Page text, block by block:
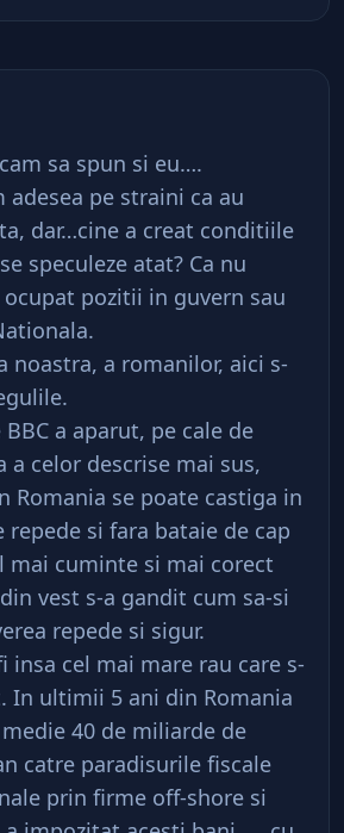
sa spun si eu….
pe straini ca au
dar…cine a creat conditiile
speculeze atat? Ca nu
pozitii in guvern sau
noastra, a romanilor, aici s-
BBC a aparut, pe cale de
a celor descrise mai sus,
Romania se poate castiga in
repede si fara bataie de cap
mai cuminte si mai corect
vest s-a gandit cum sa-si
repede si sigur.
insa cel mai mare rau care s-
In ultimii 5 ani din Romania
40 de miliarde de
catre paradisurile fiscale
prin firme off-shore si